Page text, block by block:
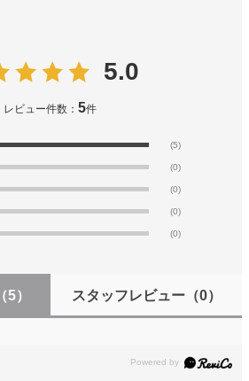
5.0
レビュー件数：5件
(5)
(0)
(0)
(0)
(0)
（5） スタッフレビュー（0）